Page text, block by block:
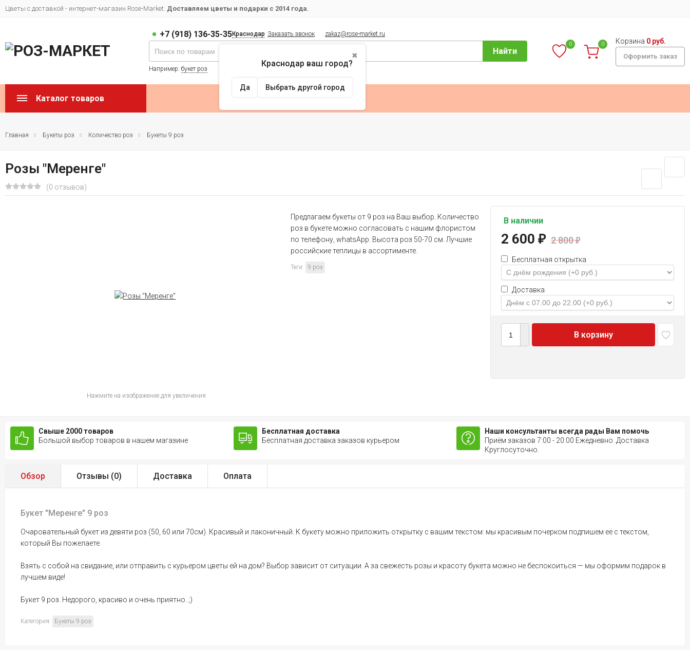
Цветы с доставкой - интернет-магазин Rose-Market. Доставляем цветы и подарки с 2014 года.
+7 (918) 136-35-35Краснодар
✖
Краснодар ваш город?
Да Выбрать другой город
Заказать звонок zakaz@rose-market.ru
Найти
Например: букет роз
0 0 Корзина 0 руб.
Оформить заказ
Каталог товаров
Главная Букеты роз Количество роз Букеты 9 роз
Розы "Меренге"
(0 отзывов)
Нажмите на изображение для увеличения
Предлагаем букеты от 9 роз на Ваш выбор. Количество
роз в букете можно согласовать с нашим флористом
по телефону, whatsApp. Высота роз 50-70 см. Лучшие
российские теплицы в ассортименте.
Теги: 9 роз
В наличии
2 600 ₽ 2 800₽
Бесплатная открытка
Доставка
В корзину
Свыше 2000 товаров
Большой выбор товаров в нашем магазине
Бесплатная доставка
Бесплатная доставка заказов курьером
Наши консультанты всегда рады Вам помочь
Приём заказов 7:00 - 20:00 Ежедневно. Доставка
Круглосуточно.
Обзор Отзывы (0) Доставка Оплата
Букет "Меренге" 9 роз
Очаровательный букет из девяти роз (50, 60 или 70см). Красивый и лаконичный. К букету можно приложить открытку с вашим текстом: мы красивым почерком подпишем её с текстом,
который Вы пожелаете.
Взять с собой на свидание, или отправить с курьером цветы ей на дом? Выбор зависит от ситуации. А за свежесть розы и красоту букета можно не беспокоиться — мы оформим подарок в
лучшем виде!
Букет 9 роз. Недорого, красиво и очень приятно. ;)
Категория: Букеты 9 роз